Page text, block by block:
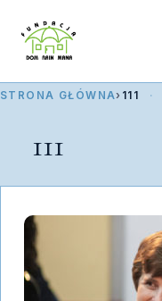
STRONA GŁÓWNA› 111
111